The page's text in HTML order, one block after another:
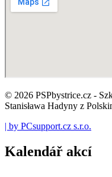
© 2026 PSPbystrice.cz -
Stanisława Hadyny z
| by PCsupport.cz s.r.o.
Kalendář akcí